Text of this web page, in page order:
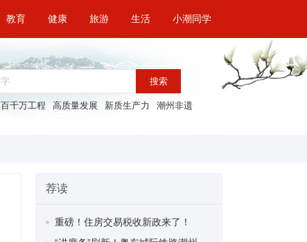
教育 健康 旅游 生活 小潮同学
搜索
百千万工程 高质量发展 新质生产力 潮州非遗
荐读
重磅！住房交易税收新政来了！